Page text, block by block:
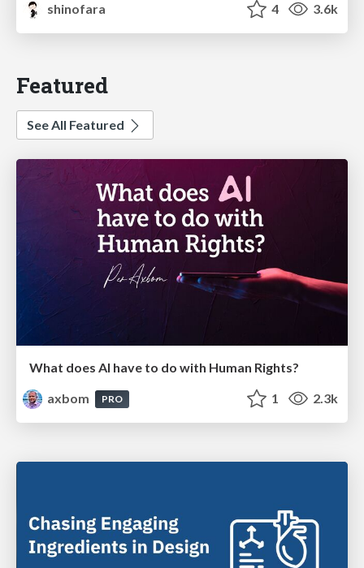
shinofara
4 3.6k
Featured
See All Featured
What does AI have to do with Human Rights?
axbom
PRO 1 2.3k